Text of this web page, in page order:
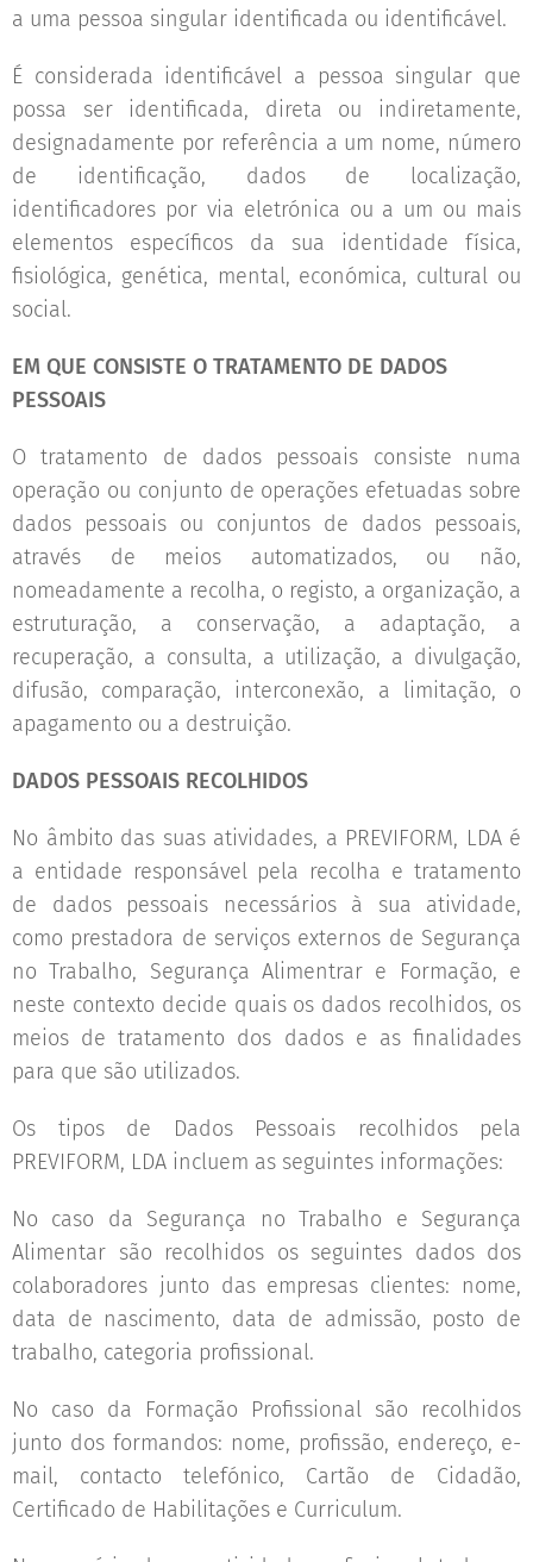
a uma pessoa singular identificada ou identificável.
É considerada identificável a pessoa singular que
possa ser identificada, direta ou indiretamente,
designadamente por referência a um nome, número
de identificação, dados de localização,
identificadores por via eletrónica ou a um ou mais
elementos específicos da sua identidade física,
fisiológica, genética, mental, económica, cultural ou
social.
EM QUE CONSISTE O TRATAMENTO DE DADOS
PESSOAIS
O tratamento de dados pessoais consiste numa
operação ou conjunto de operações efetuadas sobre
dados pessoais ou conjuntos de dados pessoais,
através de meios automatizados, ou não,
nomeadamente a recolha, o registo, a organização, a
estruturação, a conservação, a adaptação, a
recuperação, a consulta, a utilização, a divulgação,
difusão, comparação, interconexão, a limitação, o
apagamento ou a destruição.
DADOS PESSOAIS RECOLHIDOS
No âmbito das suas atividades, a PREVIFORM, LDA é
a entidade responsável pela recolha e tratamento
de dados pessoais necessários à sua atividade,
como prestadora de serviços externos de Segurança
no Trabalho, Segurança Alimentrar e Formação, e
neste contexto decide quais os dados recolhidos, os
meios de tratamento dos dados e as finalidades
para que são utilizados.
Os tipos de Dados Pessoais recolhidos pela
PREVIFORM, LDA incluem as seguintes informações:
No caso da Segurança no Trabalho e Segurança
Alimentar são recolhidos os seguintes dados dos
colaboradores junto das empresas clientes: nome,
data de nascimento, data de admissão, posto de
trabalho, categoria profissional.
No caso da Formação Profissional são recolhidos
junto dos formandos: nome, profissão, endereço, e-
mail, contacto telefónico, Cartão de Cidadão,
Certificado de Habilitações e Curriculum.